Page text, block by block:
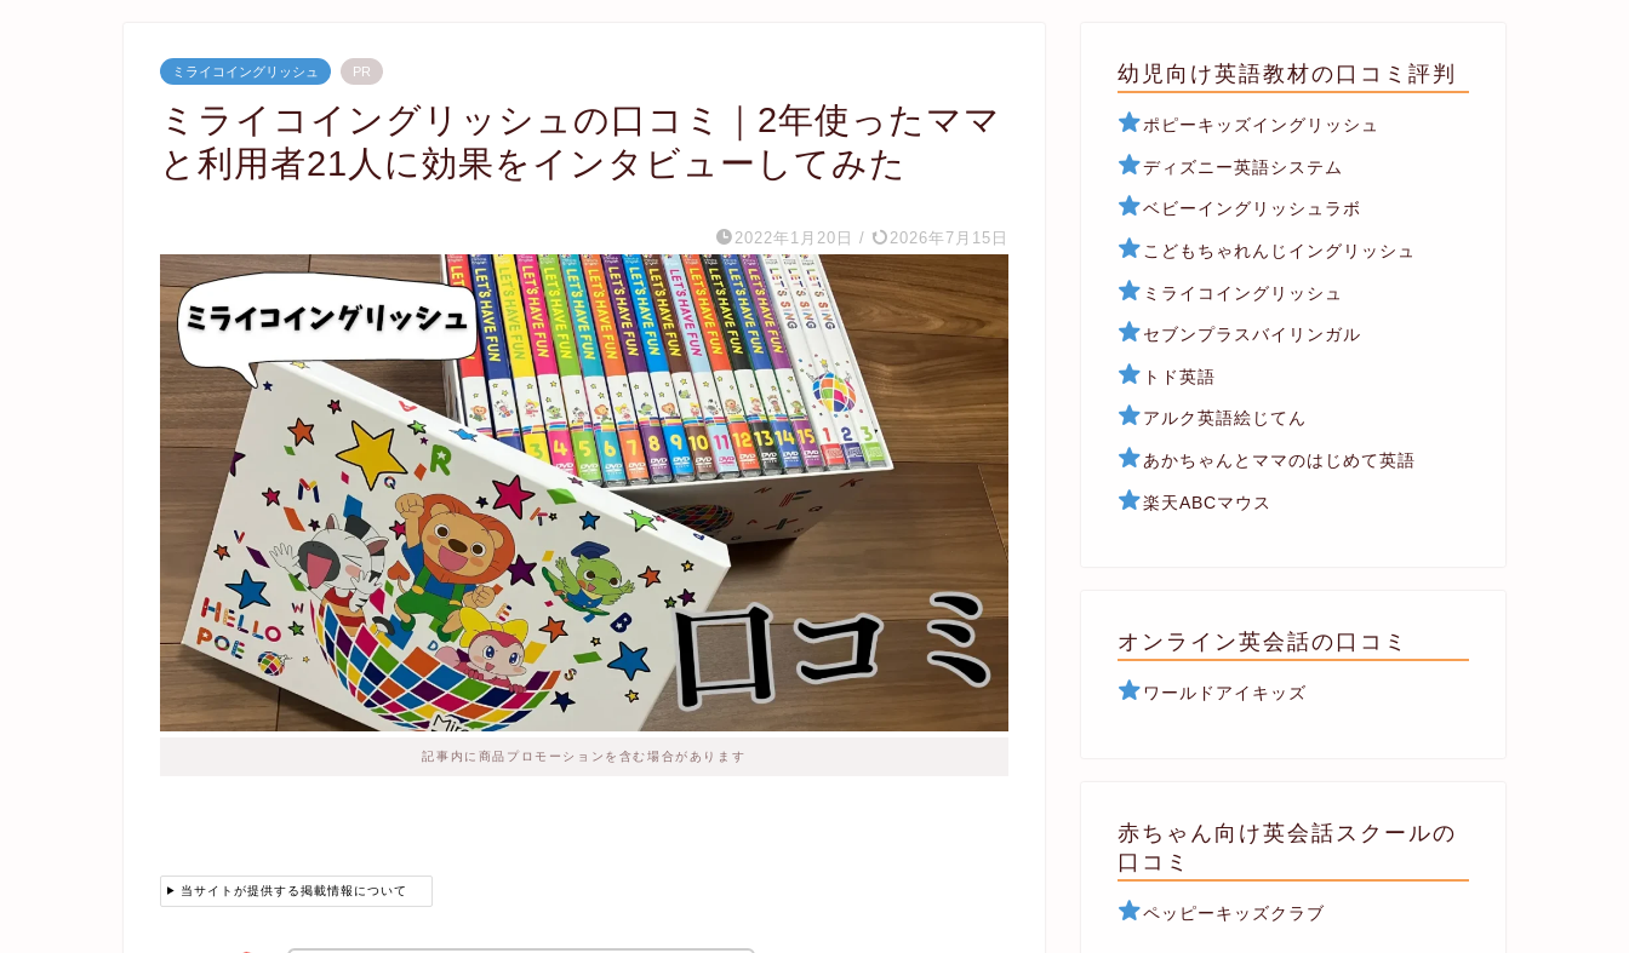
ミライコイングリッシュ PR
ミライコイングリッシュの口コミ｜2年使ったママ
と利用者21人に効果をインタビューしてみた
2022年1月20日 / 2026年7月15日
記事内に商品プロモーションを含む場合があります
当サイトが提供する掲載情報について
幼児向け英語教材の口コミ評判
ポピーキッズイングリッシュ
ディズニー英語システム
ベビーイングリッシュラボ
こどもちゃれんじイングリッシュ
ミライコイングリッシュ
セブンプラスバイリンガル
トド英語
アルク英語絵じてん
あかちゃんとママのはじめて英語
楽天ABCマウス
オンライン英会話の口コミ
ワールドアイキッズ
赤ちゃん向け英会話スクールの
口コミ
ペッピーキッズクラブ